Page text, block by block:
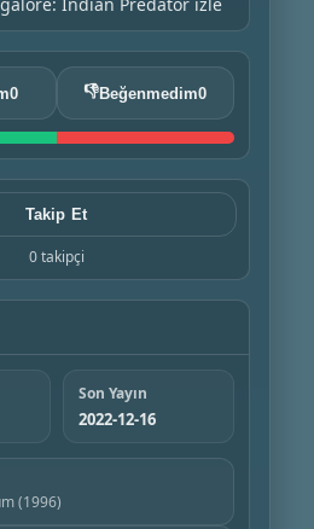
0 👎Beğenmedim0
Takip Et
0 takipçi
Son Yayın
2022-12-16
(1996)